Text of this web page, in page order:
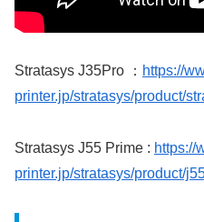
Stratasys J35Pro ： https://
printer.jp/stratasys/product/
Stratasys J55 Prime : https://
printer.jp/stratasys/product/